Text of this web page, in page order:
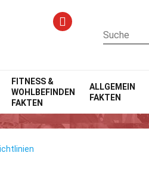
FITNESS &
WOHLBEFINDEN
FAKTEN
ALLGEMEIN
FAKTEN